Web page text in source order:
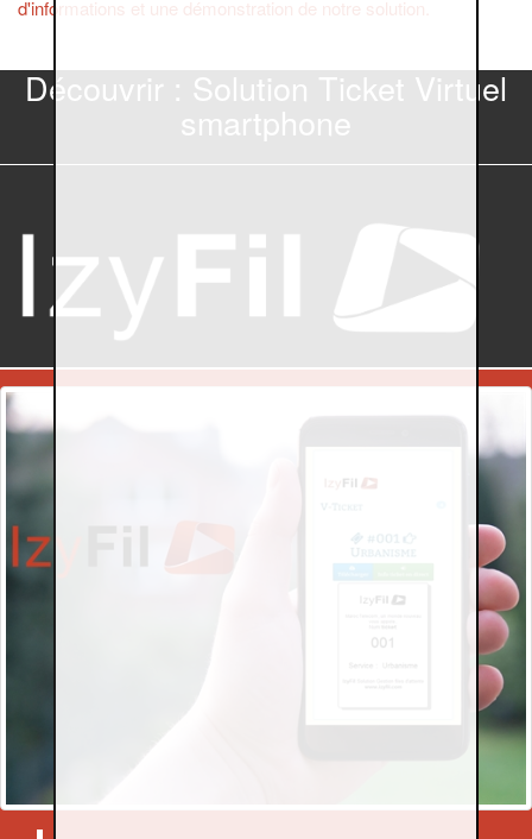
d'informations et une démonstration de notre solution.
Découvrir : Solution Ticket Virtuel
smartphone